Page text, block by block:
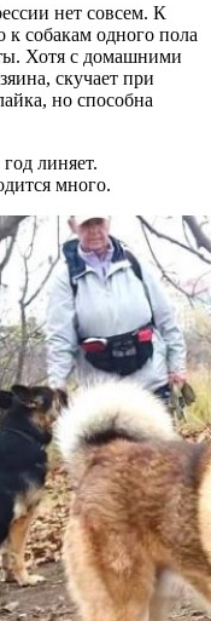
нет совсем. К
собакам одного пола
Хотя с домашними
скучает при
но способна
линяет.
много.